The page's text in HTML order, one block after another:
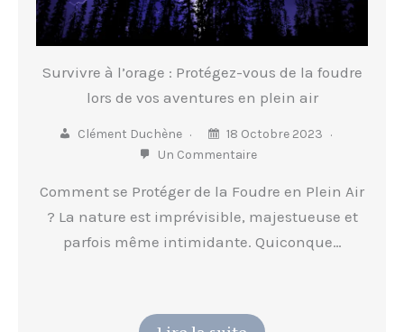
Survivre à l’orage : Protégez-vous de la foudre
lors de vos aventures en plein air
Clément Duchène
18 Octobre 2023
Un Commentaire
Comment se Protéger de la Foudre en Plein Air
? La nature est imprévisible, majestueuse et
parfois même intimidante. Quiconque…